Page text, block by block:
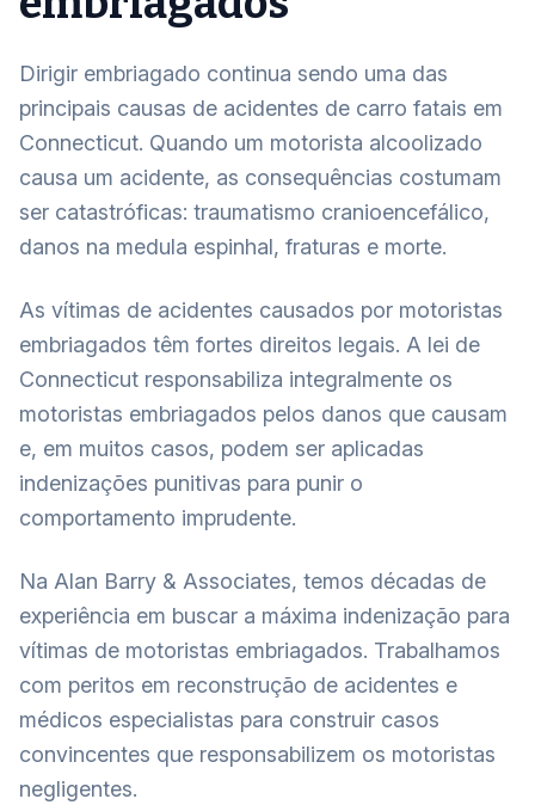
Dirigir embriagado continua sendo uma das
principais causas de acidentes de carro fatais em
Connecticut. Quando um motorista alcoolizado
causa um acidente, as consequências costumam
ser catastróficas: traumatismo cranioencefálico,
danos na medula espinhal, fraturas e morte.
As vítimas de acidentes causados por motoristas
embriagados têm fortes direitos legais. A lei de
Connecticut responsabiliza integralmente os
motoristas embriagados pelos danos que causam
e, em muitos casos, podem ser aplicadas
indenizações punitivas para punir o
comportamento imprudente.
Na Alan Barry & Associates, temos décadas de
experiência em buscar a máxima indenização para
vítimas de motoristas embriagados. Trabalhamos
com peritos em reconstrução de acidentes e
médicos especialistas para construir casos
convincentes que responsabilizem os motoristas
negligentes.